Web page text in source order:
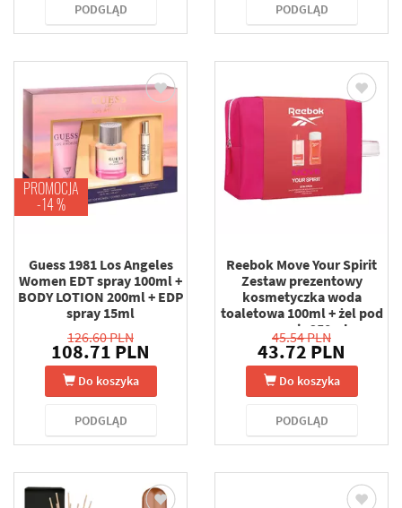
PODGLĄD PODGLĄD
PROMOCJA
-14 %
Guess 1981 Los Angeles
Women EDT spray 100ml +
BODY LOTION 200ml + EDP
spray 15ml
126.60 PLN
108.71 PLN
Do koszyka
PODGLĄD
Reebok Move Your Spirit
Zestaw prezentowy
kosmetyczka woda
toaletowa 100ml + żel pod
prysznic 250ml
45.54 PLN
43.72 PLN
Do koszyka
PODGLĄD